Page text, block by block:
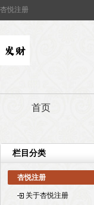
杏悦注册
首页
栏目分类
杏悦注册
关于杏悦注册